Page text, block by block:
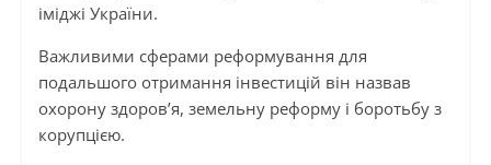
іміджі України.
Важливими сферами реформування для
подальшого отримання інвестицій він назвав
охорону здоров’я, земельну реформу і боротьбу з
корупцією.